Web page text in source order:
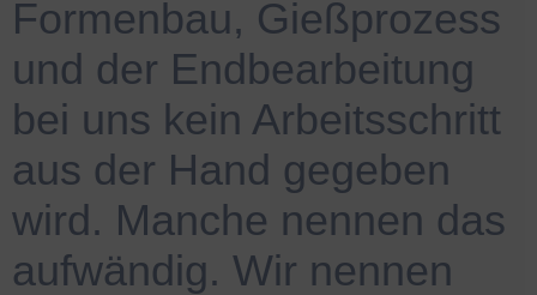
Formenbau, Gießprozess
und der Endbearbeitung
bei uns kein Arbeitsschritt
aus der Hand gegeben
wird. Manche nennen das
aufwändig. Wir nennen